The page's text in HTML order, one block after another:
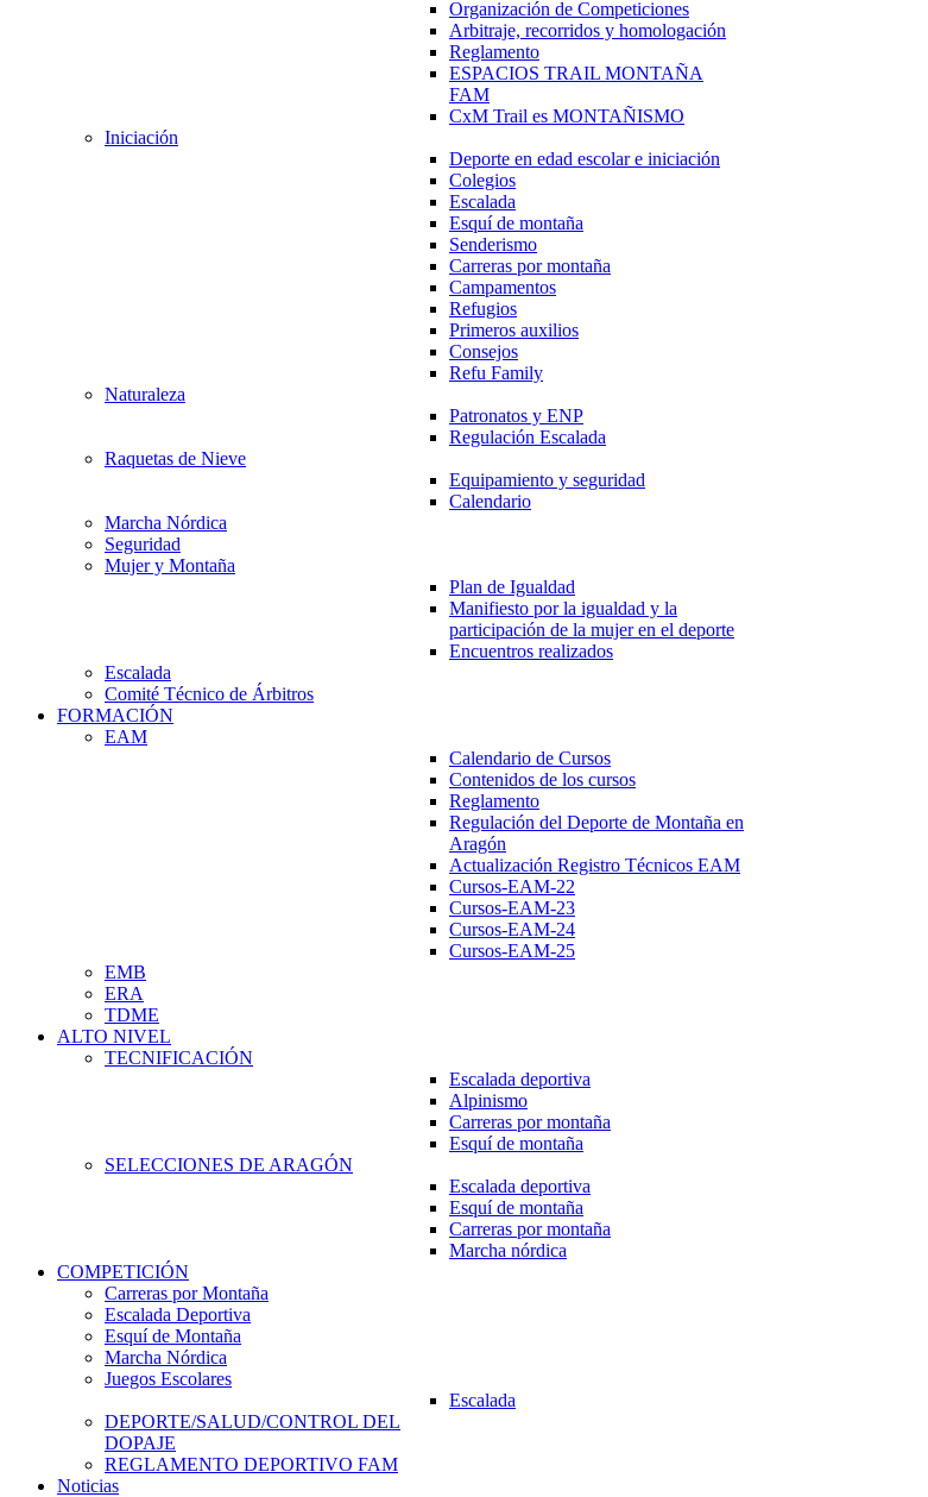
Organización de Competiciones
Arbitraje, recorridos y homologación
Reglamento
ESPACIOS TRAIL MONTAÑA
FAM
CxM Trail es MONTAÑISMO
Iniciación
Deporte en edad escolar e iniciación
Colegios
Escalada
Esquí de montaña
Senderismo
Carreras por montaña
Campamentos
Refugios
Primeros auxilios
Consejos
Refu Family
Naturaleza
Patronatos y ENP
Regulación Escalada
Raquetas de Nieve
Equipamiento y seguridad
Calendario
Marcha Nórdica
Seguridad
Mujer y Montaña
Plan de Igualdad
Manifiesto por la igualdad y la
participación de la mujer en el deporte
Encuentros realizados
Escalada
Comité Técnico de Árbitros
FORMACIÓN
EAM
Calendario de Cursos
Contenidos de los cursos
Reglamento
Regulación del Deporte de Montaña en
Aragón
Actualización Registro Técnicos EAM
Cursos-EAM-22
Cursos-EAM-23
Cursos-EAM-24
Cursos-EAM-25
EMB
ERA
TDME
ALTO NIVEL
TECNIFICACIÓN
Escalada deportiva
Alpinismo
Carreras por montaña
Esquí de montaña
SELECCIONES DE ARAGÓN
Escalada deportiva
Esquí de montaña
Carreras por montaña
Marcha nórdica
COMPETICIÓN
Carreras por Montaña
Escalada Deportiva
Esquí de Montaña
Marcha Nórdica
Juegos Escolares
Escalada
DEPORTE/SALUD/CONTROL DEL
DOPAJE
REGLAMENTO DEPORTIVO FAM
Noticias